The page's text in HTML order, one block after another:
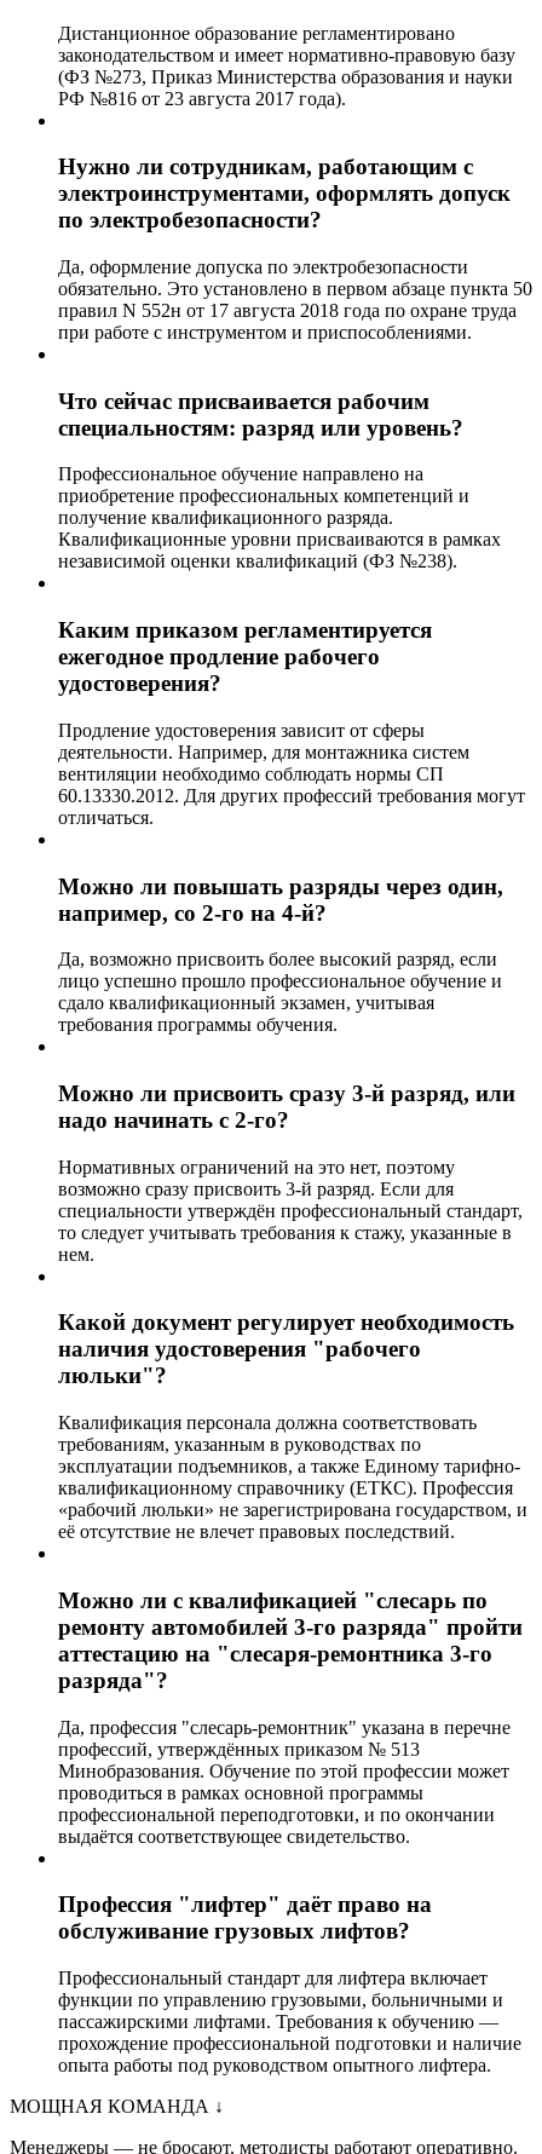
Дистанционное образование регламентировано
законодательством и имеет нормативно-правовую базу
(ФЗ №273, Приказ Министерства образования и науки
РФ №816 от 23 августа 2017 года).
Нужно ли сотрудникам, работающим с
электроинструментами, оформлять допуск
по электробезопасности?
Да, оформление допуска по электробезопасности
обязательно. Это установлено в первом абзаце пункта 50
правил N 552н от 17 августа 2018 года по охране труда
при работе с инструментом и приспособлениями.
Что сейчас присваивается рабочим
специальностям: разряд или уровень?
Профессиональное обучение направлено на
приобретение профессиональных компетенций и
получение квалификационного разряда.
Квалификационные уровни присваиваются в рамках
независимой оценки квалификаций (ФЗ №238).
Каким приказом регламентируется
ежегодное продление рабочего
удостоверения?
Продление удостоверения зависит от сферы
деятельности. Например, для монтажника систем
вентиляции необходимо соблюдать нормы СП
60.13330.2012. Для других профессий требования могут
отличаться.
Можно ли повышать разряды через один,
например, со 2-го на 4-й?
Да, возможно присвоить более высокий разряд, если
лицо успешно прошло профессиональное обучение и
сдало квалификационный экзамен, учитывая
требования программы обучения.
Можно ли присвоить сразу 3-й разряд, или
надо начинать с 2-го?
Нормативных ограничений на это нет, поэтому
возможно сразу присвоить 3-й разряд. Если для
специальности утверждён профессиональный стандарт,
то следует учитывать требования к стажу, указанные в
нем.
Какой документ регулирует необходимость
наличия удостоверения "рабочего
люльки"?
Квалификация персонала должна соответствовать
требованиям, указанным в руководствах по
эксплуатации подъемников, а также Единому тарифно-
квалификационному справочнику (ЕТКС). Профессия
«рабочий люльки» не зарегистрирована государством, и
её отсутствие не влечет правовых последствий.
Можно ли с квалификацией "слесарь по
ремонту автомобилей 3-го разряда" пройти
аттестацию на "слесаря-ремонтника 3-го
разряда"?
Да, профессия "слесарь-ремонтник" указана в перечне
профессий, утверждённых приказом № 513
Минобразования. Обучение по этой профессии может
проводиться в рамках основной программы
профессиональной переподготовки, и по окончании
выдаётся соответствующее свидетельство.
Профессия "лифтер" даёт право на
обслуживание грузовых лифтов?
Профессиональный стандарт для лифтера включает
функции по управлению грузовыми, больничными и
пассажирскими лифтами. Требования к обучению —
прохождение профессиональной подготовки и наличие
опыта работы под руководством опытного лифтера.
МОЩНАЯ КОМАНДА ↓
Менеджеры — не бросают, методисты работают оперативно.